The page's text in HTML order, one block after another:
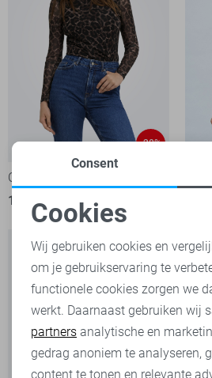
-20%
Only Top
19,95
Noodzakelijke cookies
Personalisatie cookies
Analytische cookies
Marketing cookies
Consent
Cookies
Wij gebruiken cookies en
om je gebruikservaring te
functionele cookies zorgen we
werkt. Daarnaast gebruiken wij
partners analytische en
gedrag anoniem te analyseren,
content te tonen en relevante